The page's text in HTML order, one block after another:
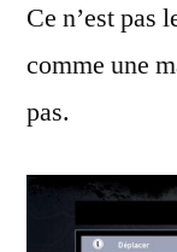
Ce n’est pas
comme une
pas.